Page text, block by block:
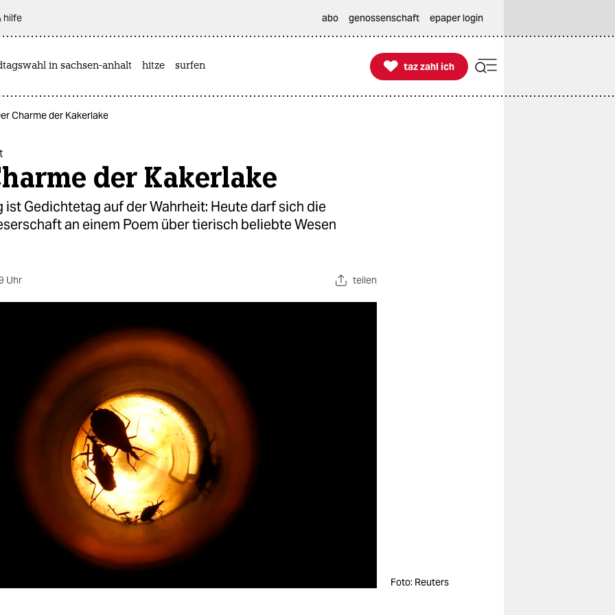
hilfe abo genossenschaft epaper login
in sachsen-anhalt hitze surfen 
taz zahl ich
taz zahl ich
Charme der Kakerlake
der Kakerlake
ist Gedichtetag auf der Wahrheit: Heute darf sich die
an einem Poem über tierisch beliebte Wesen
Uhr teilen
Foto: Reuters